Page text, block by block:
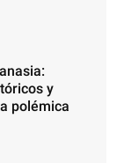
y
polémica